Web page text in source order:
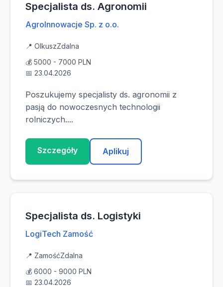
Specjalista ds. Agronomii
AgroInnowacje Sp. z o.o.
📍 OlkuszZdalna
💰 5000 - 7000 PLN
📅 23.04.2026
Poszukujemy specjalisty ds. agronomii z
pasją do nowoczesnych technologii
rolniczych....
Szczegóły Aplikuj
Specjalista ds. Logistyki
LogiTech Zamość
📍 ZamośćZdalna
💰 6000 - 9000 PLN
📅 23.04.2026